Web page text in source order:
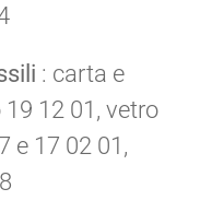
: carta e
12 01, vetro
e 17 02 01,